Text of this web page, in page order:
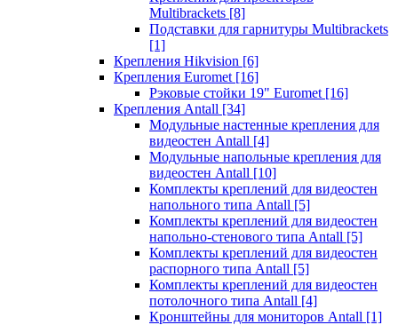
Multibrackets [8]
Подставки для гарнитуры Multibrackets
[1]
Крепления Hikvision [6]
Крепления Euromet [16]
Рэковые стойки 19" Euromet [16]
Крепления Antall [34]
Модульные настенные крепления для
видеостен Antall [4]
Модульные напольные крепления для
видеостен Antall [10]
Комплекты креплений для видеостен
напольного типа Antall [5]
Комплекты креплений для видеостен
напольно-стенового типа Antall [5]
Комплекты креплений для видеостен
распорного типа Antall [5]
Комплекты креплений для видеостен
потолочного типа Antall [4]
Кронштейны для мониторов Antall [1]